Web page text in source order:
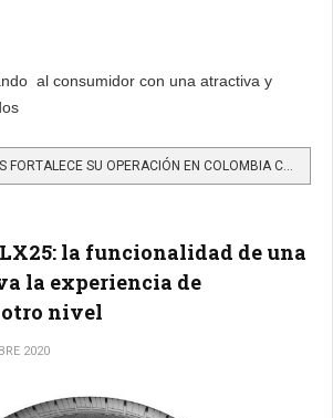
al consumidor con una atractiva y
LEER MÁS…LIFEMILES FORTALECE SU OPERACIÓN EN COLOMBIA CON LA AMPLIACIÓN DE SU RED DE COMERCIOS ALIADOS
la funcionalidad de una
la experiencia de
nivel
2020